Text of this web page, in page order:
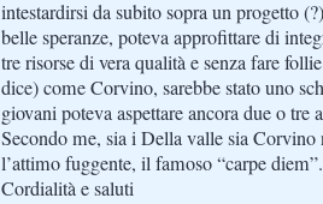
intestardirsi da subito sopra un progetto
belle speranze, poteva approfittare di
tre risorse di vera qualità e senza fare
dice) come Corvino, sarebbe stato uno
giovani poteva aspettare ancora due o tre
Secondo me, sia i Della valle sia Corvino
l’attimo fuggente, il famoso “carpe
Cordialità e saluti